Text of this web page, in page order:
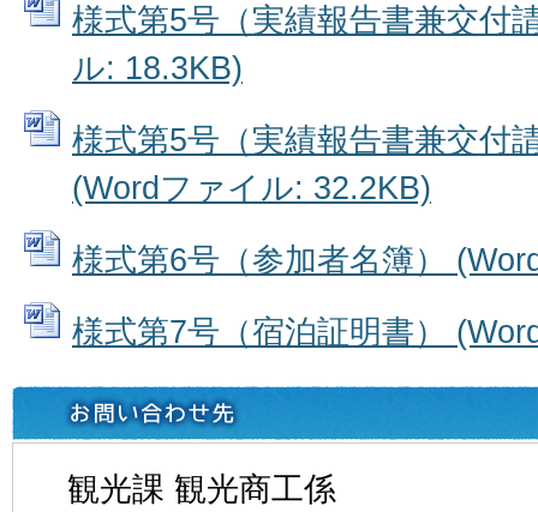
様式第5号（実績報告書兼交付
ル: 18.3KB)
様式第5号（実績報告書兼交付
(Wordファイル: 32.2KB)
様式第6号（参加者名簿）
様式第7号（宿泊証明書）
観光課 観光商工係